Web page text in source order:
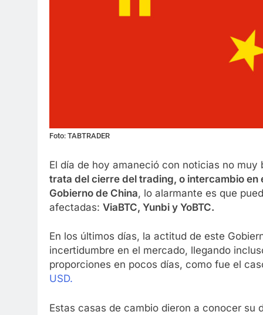
Foto: TABTRADER
El día de hoy amaneció con noticias no
trata del cierre del trading, o intercambio en
Gobierno de China, lo alarmante es que
afectadas: ViaBTC, Yunbi y YoBTC.
En los últimos días, la actitud de este
incertidumbre en el mercado, llegando
proporciones en pocos días, como fue el
USD.
Estas casas de cambio dieron a conocer su